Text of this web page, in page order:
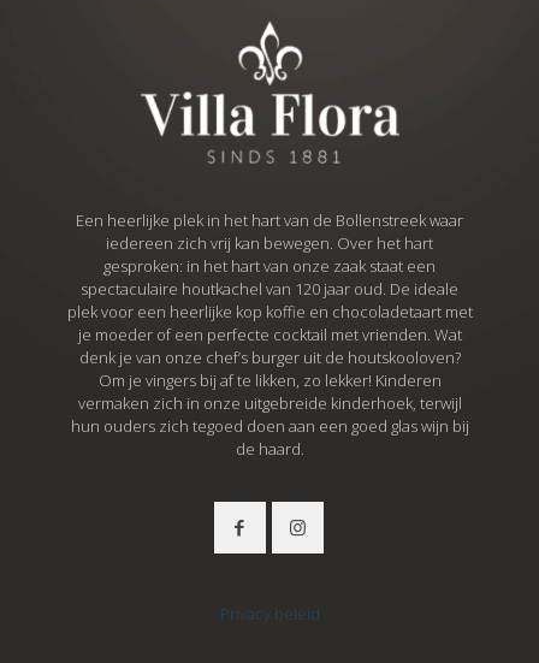
Een heerlijke plek in het hart van de Bollenstreek waar
iedereen zich vrij kan bewegen. Over het hart
gesproken: in het hart van onze zaak staat een
spectaculaire houtkachel van 120 jaar oud. De ideale
plek voor een heerlijke kop koffie en chocoladetaart met
je moeder of een perfecte cocktail met vrienden. Wat
denk je van onze chef’s burger uit de houtskooloven?
Om je vingers bij af te likken, zo lekker! Kinderen
vermaken zich in onze uitgebreide kinderhoek, terwijl
hun ouders zich tegoed doen aan een goed glas wijn bij
de haard.
Privacy beleid